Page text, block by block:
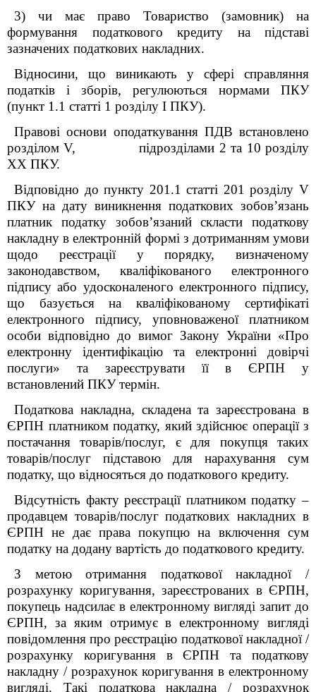
3) чи має право Товариство (замовник) на
формування податкового кредиту на підставі
зазначених податкових накладних.
Відносини, що виникають у сфері справляння
податків і зборів, регулюються нормами ПКУ
(пункт 1.1 статті 1 розділу І ПКУ).
Правові основи оподаткування ПДВ встановлено
розділом V, підрозділами 2 та 10 розділу
XX ПКУ.
Відповідно до пункту 201.1 статті 201 розділу V
ПКУ на дату виникнення податкових зобов’язань
платник податку зобов’язаний скласти податкову
накладну в електронній формі з дотриманням умови
щодо реєстрації у порядку, визначеному
законодавством, кваліфікованого електронного
підпису або удосконаленого електронного підпису,
що базується на кваліфікованому сертифікаті
електронного підпису, уповноваженої платником
особи відповідно до вимог Закону України «Про
електронну ідентифікацію та електронні довірчі
послуги» та зареєструвати її в ЄРПН у
встановлений ПКУ термін.
Податкова накладна, складена та зареєстрована в
ЄРПН платником податку, який здійснює операції з
постачання товарів/послуг, є для покупця таких
товарів/послуг підставою для нарахування сум
податку, що відносяться до податкового кредиту.
Відсутність факту реєстрації платником податку –
продавцем товарів/послуг податкових накладних в
ЄРПН не дає права покупцю на включення сум
податку на додану вартість до податкового кредиту.
З метою отримання податкової накладної /
розрахунку коригування, зареєстрованих в ЄРПН,
покупець надсилає в електронному вигляді запит до
ЄРПН, за яким отримує в електронному вигляді
повідомлення про реєстрацію податкової накладної /
розрахунку коригування в ЄРПН та податкову
накладну / розрахунок коригування в електронному
вигляді. Такі податкова накладна / розрахунок